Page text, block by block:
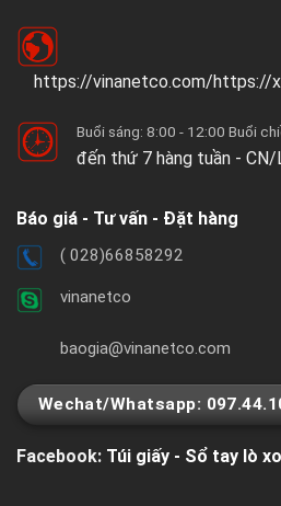
https://vinanetco.com/https://
Buổi sáng: 8:00 - 12:00 Buổi
đến thứ 7 hàng tuần - CN/
Báo giá - Tư vấn - Đặt hàng
( 028)66858292
vinanetco
baogia@vinanetco.com
Wechat/Whatsapp:
Facebook: Túi giấy - Sổ tay lò